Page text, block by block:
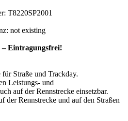
T8220SP2001
not existing
Eintragungsfrei!
Straße und Trackday.
Leistungs- und
auf der Rennstrecke einsetzbar.
der Rennstrecke und auf den Straßen